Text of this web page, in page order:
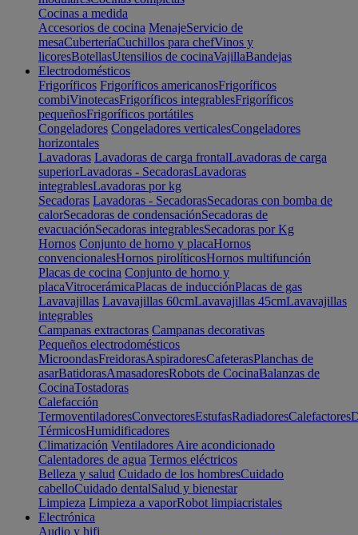
Cocinas a medida
Accesorios de cocina MenajeServicio de
mesaCuberteríaCuchillos para chefVinos y
licoresBotellasUtensilios de cocinaVajillaBandejas
Electrodomésticos
Frigoríficos Frigoríficos americanosFrigoríficos
combiVinotecasFrigoríficos integrablesFrigoríficos
pequeñosFrigoríficos portátiles
Congeladores Congeladores verticalesCongeladores
horizontales
Lavadoras Lavadoras de carga frontalLavadoras de carga
superiorLavadoras - SecadorasLavadoras
integrablesLavadoras por kg
Secadoras Lavadoras - SecadorasSecadoras con bomba de
calorSecadoras de condensaciónSecadoras de
evacuaciónSecadoras integrablesSecadoras por Kg
Hornos Conjunto de horno y placaHornos
convencionalesHornos pirolíticosHornos multifunción
Placas de cocina Conjunto de horno y
placaVitrocerámicaPlacas de inducciónPlacas de gas
Lavavajillas Lavavajillas 60cmLavavajillas 45cmLavavajillas
integrables
Campanas extractoras Campanas decorativas
Pequeños electrodomésticos
MicroondasFreidorasAspiradoresCafeterasPlanchas de
asarBatidorasAmasadoresRobots de CocinaBalanzas de
CocinaTostadoras
Calefacción
TermoventiladoresConvectoresEstufasRadiadoresCalefactores
TérmicosHumidificadores
Climatización Ventiladores Aire acondicionado
Calentadores de agua Termos eléctricos
Belleza y salud Cuidado de los hombresCuidado
cabelloCuidado dentalSalud y bienestar
Limpieza Limpieza a vaporRobot limpiacristales
Electrónica
Audio y hifi